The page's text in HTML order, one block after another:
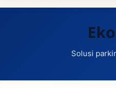
Solusi